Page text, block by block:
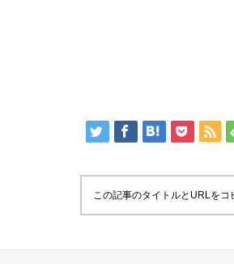
この記事のタイトルとURLをコ